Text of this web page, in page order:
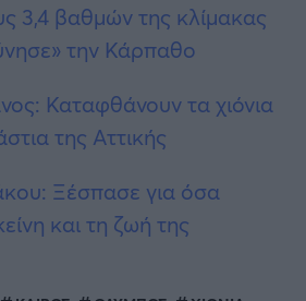
3,4 βαθμών της κλίμακας
την Κάρπαθο
Καταφθάνουν τα χιόνια
της Αττικής
Ξέσπασε για όσα
και τη ζωή της